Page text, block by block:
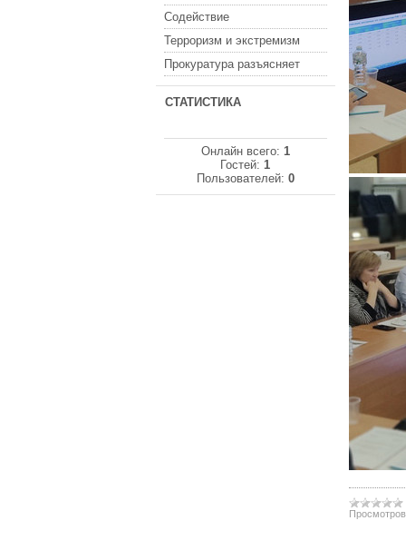
Содействие
Терроризм и экстремизм
Прокуратура разъясняет
СТАТИСТИКА
Онлайн всего: 1
Гостей:1
Пользователей: 0